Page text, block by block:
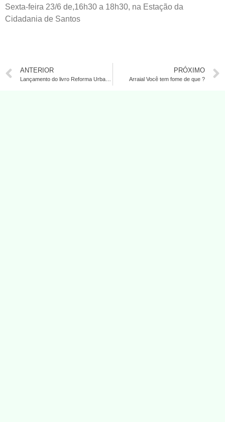
Sexta-feira 23/6 de,16h30 a 18h30, na Estação da
Cidadania de Santos
ANTERIOR PRÓXIMO
Arraial Você tem fome de que ?